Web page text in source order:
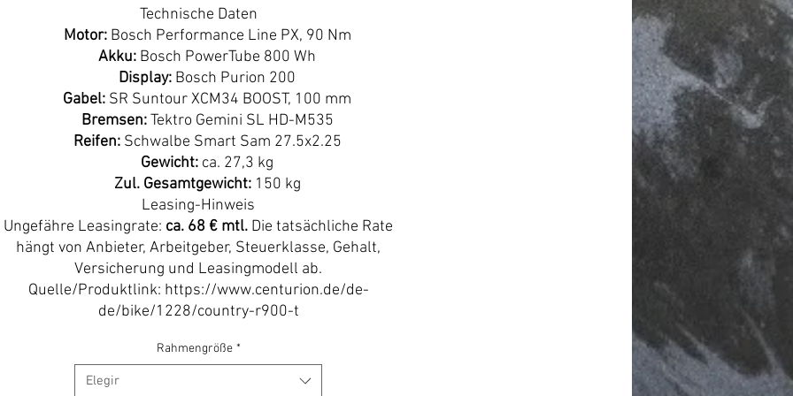
Technische Daten
Motor:Bosch Performance Line PX, 90 Nm
Akku: Bosch PowerTube 800 Wh
Display: Bosch Purion 200
Gabel: SR Suntour XCM34 BOOST, 100 mm
Bremsen:Tektro Gemini SL HD-M535
Reifen:Schwalbe Smart Sam 27.5x2.25
Gewicht: ca. 27,3 kg
Zul. Gesamtgewicht:150 kg
Leasing-Hinweis
Ungefähre Leasingrate: ca. 68 € mtl. Die tatsächliche Rate
hängt von Anbieter, Arbeitgeber, Steuerklasse, Gehalt,
Versicherung und Leasingmodell ab.
Quelle/Produktlink: https://www.centurion.de/de-
de/bike/1228/country-r900-t
Rahmengröße *
Elegir